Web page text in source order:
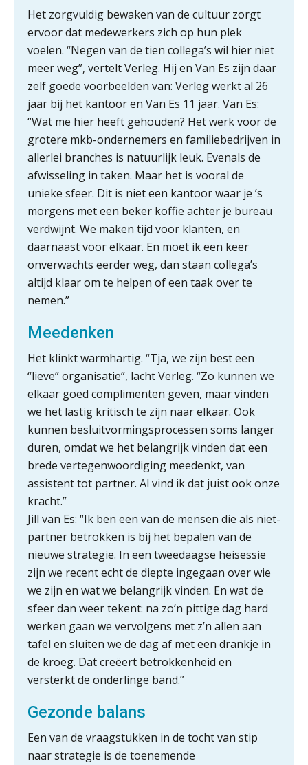
Het zorgvuldig bewaken van de cultuur zorgt
ervoor dat medewerkers zich op hun plek
voelen. “Negen van de tien collega’s wil hier niet
meer weg”, vertelt Verleg. Hij en Van Es zijn daar
zelf goede voorbeelden van: Verleg werkt al 26
jaar bij het kantoor en Van Es 11 jaar. Van Es:
“Wat me hier heeft gehouden? Het werk voor de
grotere mkb-ondernemers en familiebedrijven in
allerlei branches is natuurlijk leuk. Evenals de
afwisseling in taken. Maar het is vooral de
unieke sfeer. Dit is niet een kantoor waar je ’s
morgens met een beker koffie achter je bureau
verdwijnt. We maken tijd voor klanten, en
daarnaast voor elkaar. En moet ik een keer
onverwachts eerder weg, dan staan collega’s
altijd klaar om te helpen of een taak over te
nemen.”
Meedenken
Het klinkt warmhartig. “Tja, we zijn best een
“lieve” organisatie”, lacht Verleg. “Zo kunnen we
elkaar goed complimenten geven, maar vinden
we het lastig kritisch te zijn naar elkaar. Ook
kunnen besluitvormingsprocessen soms langer
duren, omdat we het belangrijk vinden dat een
brede vertegenwoordiging meedenkt, van
assistent tot partner. Al vind ik dat juist ook onze
kracht.”
Jill van Es: “Ik ben een van de mensen die als niet-
partner betrokken is bij het bepalen van de
nieuwe strategie. In een tweedaagse heisessie
zijn we recent echt de diepte ingegaan over wie
we zijn en wat we belangrijk vinden. En wat de
sfeer dan weer tekent: na zo’n pittige dag hard
werken gaan we vervolgens met z’n allen aan
tafel en sluiten we de dag af met een drankje in
de kroeg. Dat creëert betrokkenheid en
versterkt de onderlinge band.”
Gezonde balans
Een van de vraagstukken in de tocht van stip
naar strategie is de toenemende
Waarom jouw klant sneller
antwoordt via een app dan via de
mail
iXBRL controleren: wanneer moet
het, en waar let je op?
Het herbeleggen van de
Herinvesteringsreserve (HIR) in een
vastgoedbeleggingsfonds?
Inzicht in je organisatie: de kracht zit
in eenvoud
Ketenmachtigingen centraal beheren:
zo werkt u slimmer met eHerkenning
de autonome AI-boekhouder
met Twinfield, Exact Online en
Snelstart
Van Mook: “Met Minox Focus wil ik
groeien naar twee keer zoveel
klanten.”
Van losse vastlegging naar
aantoonbare grip op KYC en de Wwft
Woord & Daad: “Van wildgroei naar
Scan-en-herken haalt de druk niet van
je kwartaalafsluiting. Dit wel.
Uitspraak Hoge Raad: subsidie voor
tuchtrechtspraak advocatuur is
belast met btw
Informer Money genomineerd voor
Best FinTech Startup of the Year
België
Wwft-compliance in 2026: doen we
het beter dan vorig jaar?
ICT & AI | Volledig automatische
factuurverwerking: zo kom je er
Hierom zijn webshopondernemers
extra kwetsbaar voor